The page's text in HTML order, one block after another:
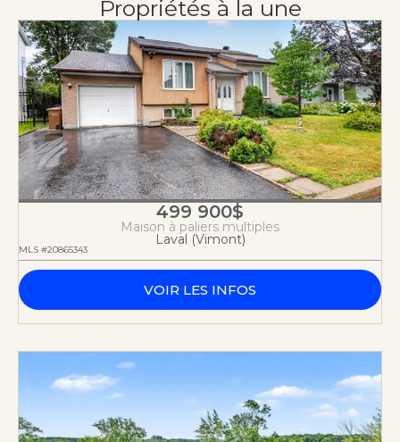
Propriétés à la une
499 900$
Maison à paliers multiples
Laval (Vimont)
MLS #20865343
VOIR LES INFOS